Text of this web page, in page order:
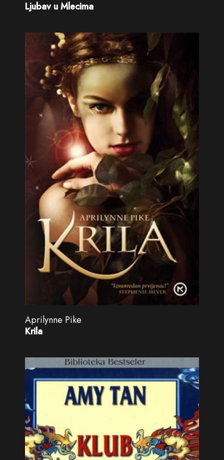
Ljubav u Mlecima
Aprilynne Pike
Krila